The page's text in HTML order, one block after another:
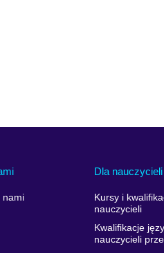
nami
Dla
Kursy i
nauczycieli
Kwalifikacje
nauczycieli